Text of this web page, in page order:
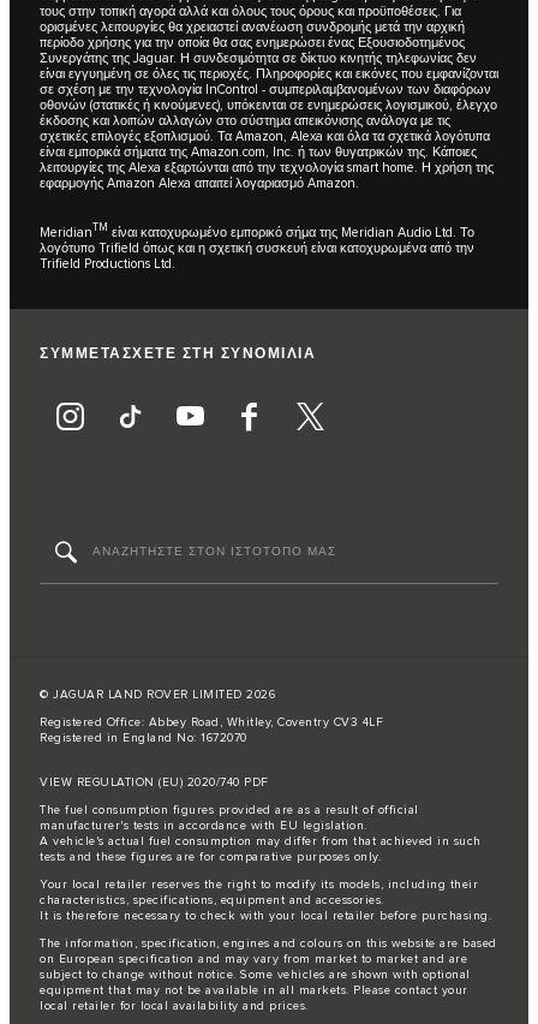
τους στην τοπική αγορά αλλά και όλους τους όρους και προϋποθέσεις. Για
ορισμένες λειτουργίες θα χρειαστεί ανανέωση συνδρομής μετά την αρχική
περίοδο χρήσης για την οποία θα σας ενημερώσει ένας Εξουσιοδοτημένος
Συνεργάτης της Jaguar. Η συνδεσιμότητα σε δίκτυο κινητής τηλεφωνίας δεν
είναι εγγυημένη σε όλες τις περιοχές. Πληροφορίες και εικόνες που εμφανίζονται
σε σχέση με την τεχνολογία InControl - συμπεριλαμβανομένων των διαφόρων
οθονών (στατικές ή κινούμενες), υπόκεινται σε ενημερώσεις λογισμικού, έλεγχο
έκδοσης και λοιπών αλλαγών στο σύστημα απεικόνισης ανάλογα με τις
σχετικές επιλογές εξοπλισμού. Τα Amazon, Alexa και όλα τα σχετικά λογότυπα
είναι εμπορικά σήματα της Amazon.com, Inc. ή των θυγατρικών της. Κάποιες
λειτουργίες της Alexa εξαρτώνται από την τεχνολογία smart home. Η χρήση της
εφαρμογής Amazon Alexa απαιτεί λογαριασμό Amazon.
MeridianTM είναι κατοχυρωμένο εμπορικό σήμα της Meridian Audio Ltd. Το
λογότυπο Trifield όπως και η σχετική συσκευή είναι κατοχυρωμένα από την
Trifield Productions Ltd.
ΣΥΜΜΕΤΑΣΧΕΤΕ ΣΤΗ ΣΥΝΟΜΙΛΙΑ
© JAGUAR LAND ROVER LIMITED 2026
Registered Office: Abbey Road, Whitley, Coventry CV3 4LF
Registered in England No: 1672070
VIEW REGULATION (EU) 2020/740 PDF
The fuel consumption figures provided are as a result of official
manufacturer's tests in accordance with EU legislation.
A vehicle's actual fuel consumption may differ from that achieved in such
tests and these figures are for comparative purposes only.
Your local retailer reserves the right to modify its models, including their
characteristics, specifications, equipment and accessories.
It is therefore necessary to check with your local retailer before purchasing.
The information, specification, engines and colours on this website are based
on European specification and may vary from market to market and are
subject to change without notice. Some vehicles are shown with optional
equipment that may not be available in all markets. Please contact your
local retailer for local availability and prices.